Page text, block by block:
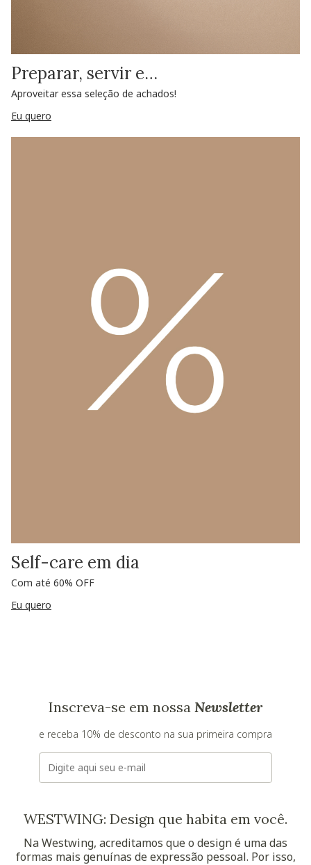
Preparar, servir e…
Aproveitar essa seleção de achados!
Eu quero
Self-care em dia
Com até 60% OFF
Eu quero
Inscreva-se em nossa Newsletter
e receba 10% de desconto na sua primeira compra
E-mail
WESTWING: Design que habita em você.
Na Westwing, acreditamos que o design é uma das
formas mais genuínas de expressão pessoal. Por isso,